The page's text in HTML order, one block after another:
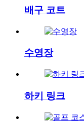
배구 코트
수영장
하키 링크